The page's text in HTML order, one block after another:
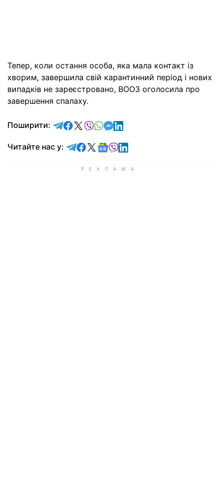
Тепер, коли остання особа, яка мала контакт із
хворим, завершила свій карантинний період і нових
випадків не зареєстровано, ВООЗ оголосила про
завершення спалаху.
Поширити: відправити у Telegram
поділитись у Facebook
поділитись у X
відправити у Viber
відправити у Whatsapp
відправити у Messenger
відправити у LinkedIn
Читайте нас у: Читайте у Telegram
Читайте у Facebook
Читайте у X
Читайте у Google news
Читайте у Viber
Читайте у LinkedIn